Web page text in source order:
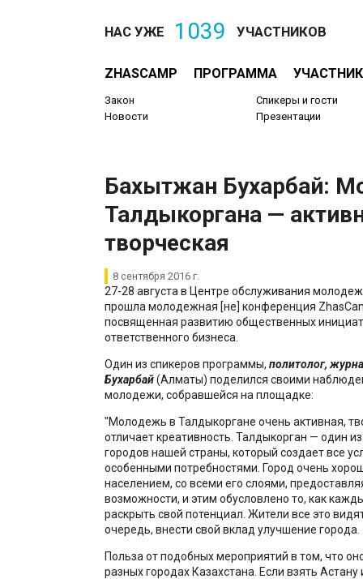
НАС УЖЕ 1039 УЧАСТНИКОВ
ZHASCAMP ПРОГРАММА
Закон
Новости
Спикеры и гости
Презентации
Бахытжан Бухарбай:
Талдыкоргана —
творческая
8 сентября 2016 г.
27-28 августа в Центре обслуживания
прошла молодежная [не] конференция
посвященная развитию общественных
ответственного бизнеса.
Один из спикеров программы, политолог,
Бухарбай(Алматы) поделился своими
молодежи, собравшейся на площадке:
"Молодежь в Талдыкоргане очень активная,
отличает креативность. Талдыкорган — один
городов нашей страны, который создает все
особенными потребностями. Город очень
населением, со всеми его слоями,
возможности, и этим обусловлено то, как
раскрыть свой потенциал. Жители все это
очередь, внести свой вклад улучшение города.
Польза от подобных мероприятий в том, что
разных городах Казахстана. Если взять